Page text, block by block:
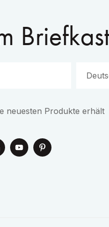
neuesten Produkte erhält